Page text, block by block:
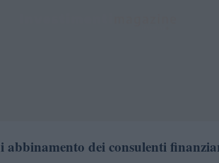
abbinamento dei consulenti